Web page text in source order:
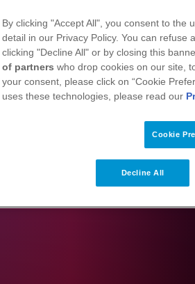
By clicking "Accept All", you consent to the
detail in our Privacy Policy. You can refuse
clicking "Decline All" or by closing this
of partners who drop cookies on our site,
your consent, please click on “Cookie
uses these technologies, please read our
Cookie
Decline All